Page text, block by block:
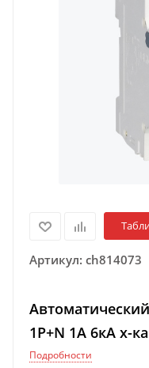
Артикул: ch814073
1P+N 1A 6кА х-
Подробности